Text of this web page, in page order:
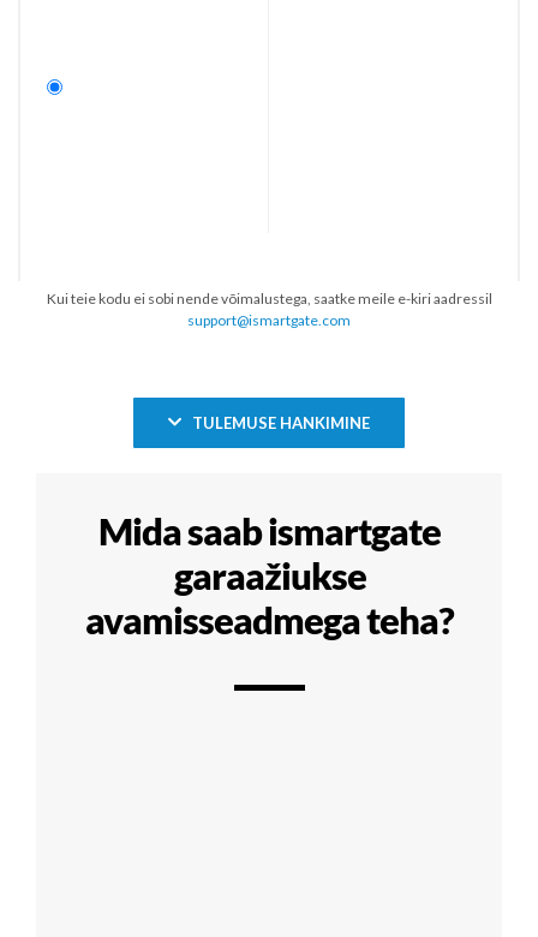
Kui teie kodu ei sobi nende võimalustega, saatke meile e-kiri aadressil
support@ismartgate.com
TULEMUSE HANKIMINE
Mida saab ismartgate
garaažiukse
avamisseadmega teha?